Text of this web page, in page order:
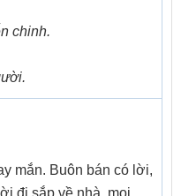
chinh.
mắn. Buôn bán có lời,
đi sắp về nhà, mọi